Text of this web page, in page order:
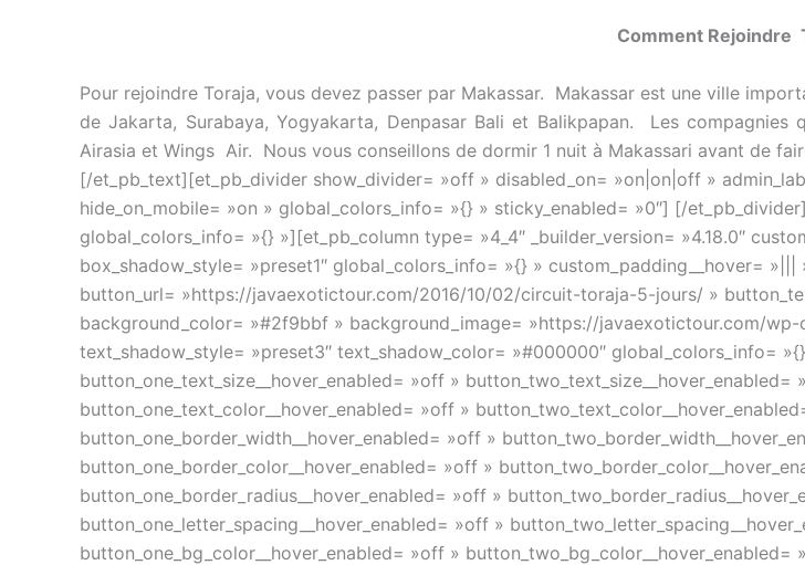
Comment Rejoindre
Pour rejoindre Toraja, vous devez passer par Makassar. Makassar est une ville
de Jakarta, Surabaya, Yogyakarta, Denpasar Bali et Balikpapan. Les
Airasia et Wings Air. Nous vous conseillons de dormir 1 nuit à Makassari avant de
[/et_pb_text][et_pb_divider show_divider= »off » disabled_on= »on|on|off »
hide_on_mobile= »on » global_colors_info= »{} » sticky_enabled= »0″] [/
global_colors_info= »{} »][et_pb_column type= »4_4″ _builder_version= »4.18.0″
box_shadow_style= »preset1″ global_colors_info= »{} » custom_padding__hover=
button_url= »https://javaexotictour.com/2016/10/02/circuit-toraja-5-jours/ »
background_color= »#2f9bbf » background_image= »https://javaexotictour.com/wp-
text_shadow_style= »preset3″ text_shadow_color= »#000000″ global_colors_info=
button_one_text_size__hover_enabled= »off »
button_one_text_color__hover_enabled= »off »
button_one_border_width__hover_enabled= »off »
button_one_border_color__hover_enabled= »off »
button_one_border_radius__hover_enabled= »off »
button_one_letter_spacing__hover_enabled= »off »
button_one_bg_color__hover_enabled= »off »